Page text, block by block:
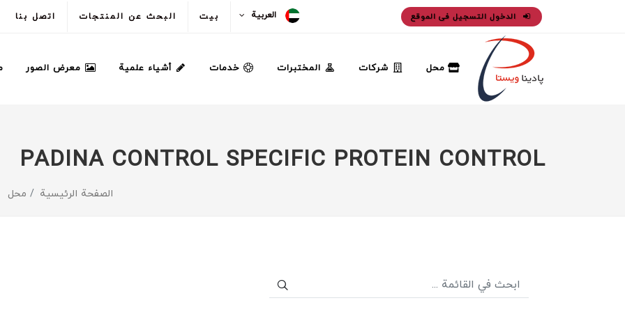
الدخول التسجيل فى الموقع العربية بيت البحث عن المنتجات اتصل بنا
محل شركات المختبرات خدمات أشياء علمية معرض الصور
PADINA CONTROL SPECIFIC PROTEIN CONTROL
الصفحة الرئيسية محل